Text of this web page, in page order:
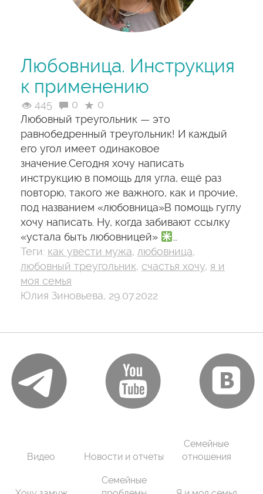
Любовница. Инструкция
к применению
445 0
0
Любовный треугольник — это
равнобедренный треугольник! И каждый
его угол имеет одинаковое
значение.Сегодня хочу написать
инструкцию в помощь для угла, ещё раз
повторю, такого же важного, как и прочие,
под названием «любовница»В помощь гуглу
хочу написать. Ну, когда забивают ссылку
«устала быть любовницей»
Теги: как увести мужа, любовница,
любовный треугольник, счастья хочу, я и
моя семья
Юлия Зиновьева, 29.07.2022
Видео Новости и отчеты
Семейные
отношения
Семейные